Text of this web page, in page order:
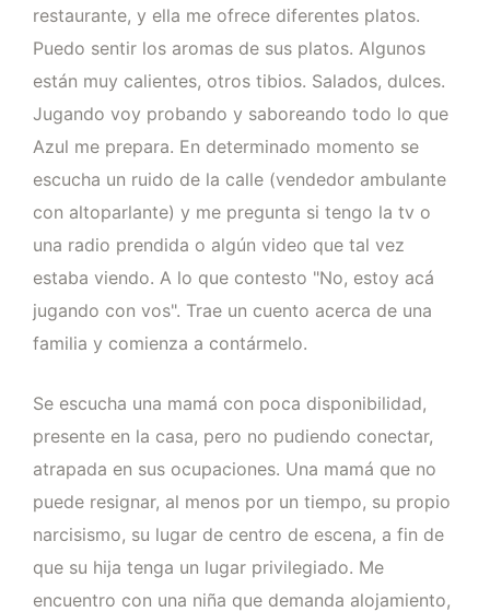
restaurante, y ella me ofrece diferentes platos.
Puedo sentir los aromas de sus platos. Algunos
están muy calientes, otros tibios. Salados, dulces.
Jugando voy probando y saboreando todo lo que
Azul me prepara. En determinado momento se
escucha un ruido de la calle (vendedor ambulante
con altoparlante) y me pregunta si tengo la tv o
una radio prendida o algún video que tal vez
estaba viendo. A lo que contesto "No, estoy acá
jugando con vos". Trae un cuento acerca de una
familia y comienza a contármelo.
Se escucha una mamá con poca disponibilidad,
presente en la casa, pero no pudiendo conectar,
atrapada en sus ocupaciones. Una mamá que no
puede resignar, al menos por un tiempo, su propio
narcisismo, su lugar de centro de escena, a fin de
que su hija tenga un lugar privilegiado. Me
encuentro con una niña que demanda alojamiento,